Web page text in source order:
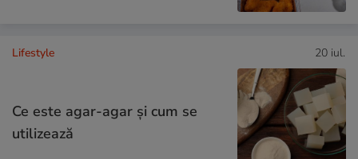
Lifestyle 20 iul.
Ce este agar-agar și cum se
utilizează